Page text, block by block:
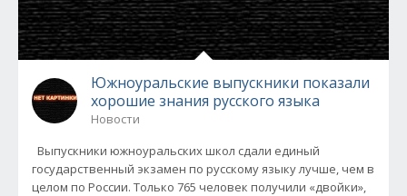
Южноуральские выпускники показали
хорошие знания русского языка
Новости
Выпускники южноуральских школ сдали единый
государственный экзамен по русскому языку лучше, чем в
целом по России. Только 765 человек получили «двойки»,